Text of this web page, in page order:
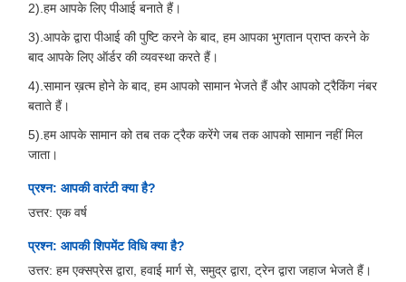
2).हम आपके लिए पीआई बनाते हैं।
3).आपके द्वारा पीआई की पुष्टि करने के बाद, हम आपका भुगतान प्राप्त करने के
बाद आपके लिए ऑर्डर की व्यवस्था करते हैं।
4).सामान ख़त्म होने के बाद, हम आपको सामान भेजते हैं और आपको ट्रैकिंग नंबर
बताते हैं।
5).हम आपके सामान को तब तक ट्रैक करेंगे जब तक आपको सामान नहीं मिल
जाता।
प्रश्न: आपकी वारंटी क्या है?
उत्तर: एक वर्ष
प्रश्न: आपकी शिपमेंट विधि क्या है?
उत्तर: हम एक्सप्रेस द्वारा, हवाई मार्ग से, समुद्र द्वारा, ट्रेन द्वारा जहाज भेजते हैं।